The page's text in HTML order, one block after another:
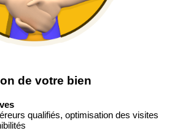
de votre bien
qualifiés, optimisation des visites